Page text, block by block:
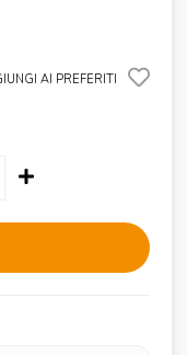
AI PREFERITI